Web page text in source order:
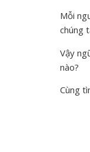
Mỗi
chúng
Vậy
nào?
Cùng